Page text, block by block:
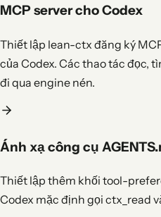
MCP server cho Codex
Thiết lập lean-ctx đăng ký
của Codex. Các thao tác đọc,
đi qua engine nén.
Ánh xạ công cụ
Thiết lập thêm khối tool-
Codex mặc định gọi ctx_read